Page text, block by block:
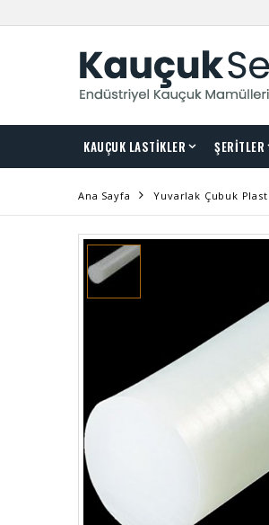
KAUÇUK LASTİKLER ŞERİTLER
Ana Sayfa Yuvarlak Çubuk